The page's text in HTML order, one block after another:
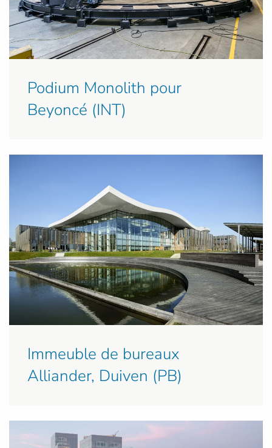
Podium Monolith pour
Beyoncé (INT)
Immeuble de bureaux
Alliander, Duiven (PB)